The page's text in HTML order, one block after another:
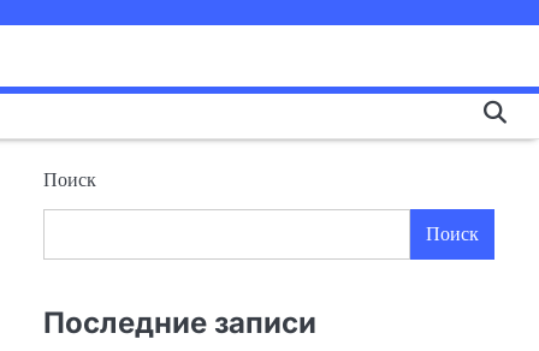
Поиск
Поиск
Последние записи